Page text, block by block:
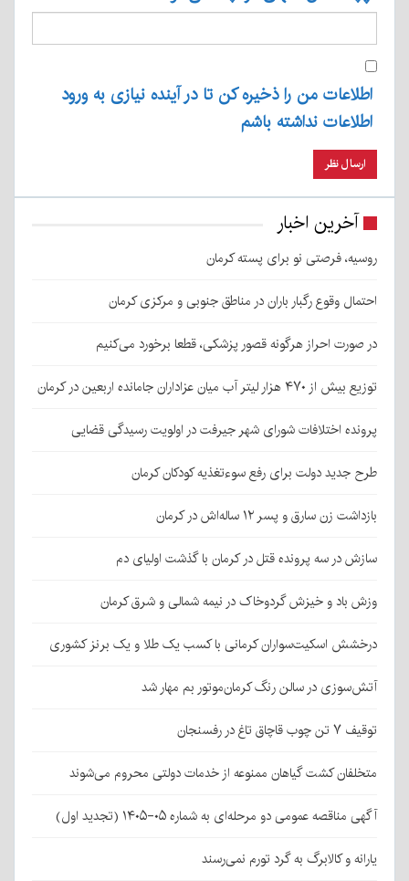
اطلاعات من را ذخیره کن تا در آینده نیازی به ورود
اطلاعات نداشته باشم
آخرین اخبار
روسیه، فرصتی نو برای پسته کرمان
احتمال وقوع رگبار باران در مناطق جنوبی و مرکزی کرمان
در صورت احراز هرگونه قصور پزشکی، قطعا برخورد می‌کنیم
توزیع بیش از ۴۷۰ هزار لیتر آب میان عزاداران جامانده اربعین در کرمان
پرونده اختلافات شورای شهر جیرفت در اولویت رسیدگی قضایی
طرح جدید دولت برای رفع سوءتغذیه کودکان کرمان
بازداشت زن سارق و پسر ۱۲ ساله‌اش در کرمان
سازش در سه پرونده قتل در کرمان با گذشت اولیای دم
وزش باد و خیزش گردوخاک در نیمه شمالی و شرق کرمان
درخشش اسکیت‌سواران کرمانی با کسب یک طلا و یک برنز کشوری
آتش‌سوزی در سالن رنگ کرمان‌موتور بم مهار شد
توقیف ۷ تن چوب قاچاق تاغ در رفسنجان
متخلفان کشت گیاهان ممنوعه از خدمات دولتی محروم می‌شوند
آگهی مناقصه عمومی دو مرحله‌ای به شماره ۰۵-۱۴۰۵ (تجدید اول)
یارانه و کالابرگ به گرد تورم نمی‌رسند